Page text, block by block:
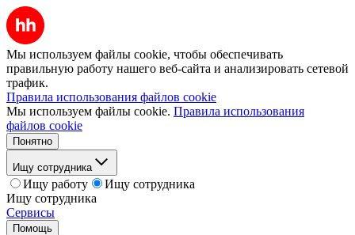
Мы используем файлы cookie, чтобы обеспечивать
правильную работу нашего веб-сайта и анализировать сетевой
трафик.
Правила использования файлов cookie
Мы используем файлы cookie. Правила использования
файлов cookie
Понятно
Ищу сотрудника
Ищу работу
Ищу сотрудника
Ищу сотрудника
Сервисы
Помощь